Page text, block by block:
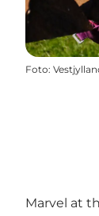
Foto:
Marvel at